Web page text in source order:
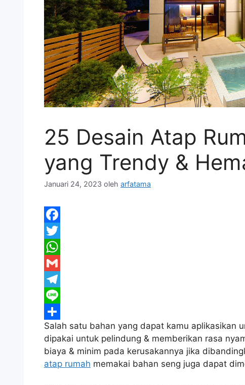
25 Desain Atap
yang Trendy &
Januari 24, 2023 oleh arfatama
F
a
c
e
b
o
o
k
T
w
t
e
r
W
h
a
s
A
p
G
m
a
i
l
T
e
l
e
g
L
i
n
e
S
h
a
Salah satu bahan yang dapat kamu aplikasikan
dipakai untuk pelindung & memberikan rasa
biaya & minim pada kerusakannya jika
atap rumah memakai bahan seng juga dapat